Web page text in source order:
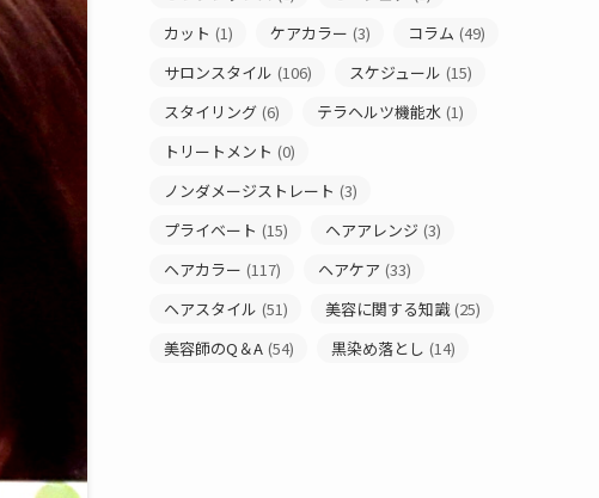
カット (1) ケアカラー (3) コラム (49)
サロンスタイル (106) スケジュール (15)
スタイリング (6) テラヘルツ機能水 (1)
トリートメント (0)
ノンダメージストレート (3)
プライベート (15) ヘアアレンジ (3)
ヘアカラー (117) ヘアケア (33)
ヘアスタイル (51) 美容に関する知識 (25)
美容師のQ＆A (54) 黒染め落とし (14)